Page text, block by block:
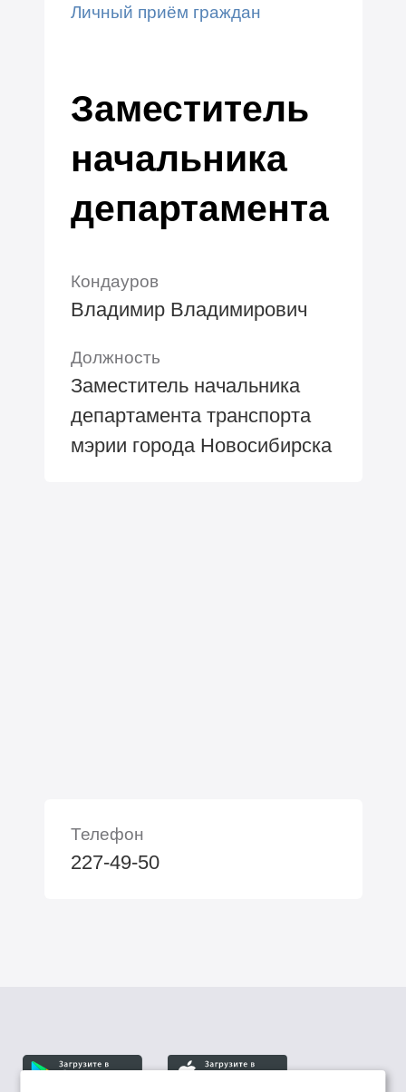
Личный приём граждан
Заместитель
начальника
департамента
Кондауров
Владимир Владимирович
Должность
Заместитель начальника
департамента транспорта
мэрии города Новосибирска
Телефон
227-49-50